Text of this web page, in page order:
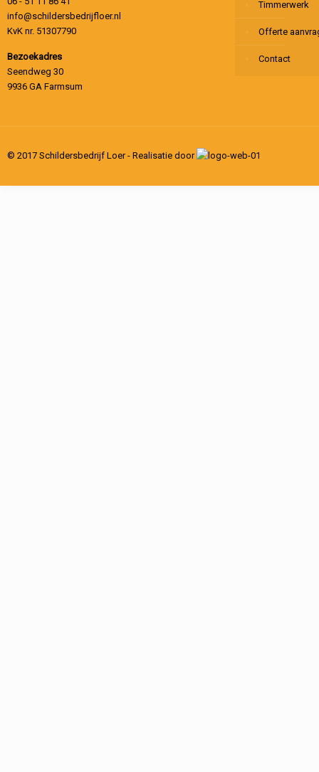
info@schildersbedrijfloer.nl
KvK nr. 51307790
Bezoekadres
Seendweg 30
9936 GA Farmsum
Timmerwerk
Offerte
Contact
© 2017 Schildersbedrijf Loer - Realisatie door